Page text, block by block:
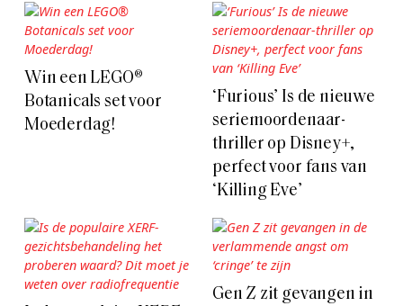
Win een LEGO®
Botanicals set voor
Moederdag!
‘Furious’ Is de nieuwe
seriemoordenaar-
thriller op Disney+,
perfect voor fans van
‘Killing Eve’
Gen Z zit gevangen in